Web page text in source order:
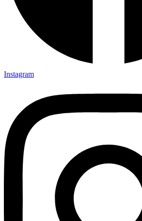
Instagram